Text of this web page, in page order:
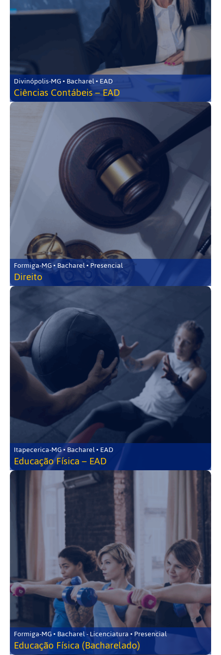
Divinópolis-MG • Bacharel • EAD
Ciências Contábeis – EAD
Formiga-MG • Bacharel • Presencial
Direito
Itapecerica-MG • Bacharel • EAD
Educação Física – EAD
Formiga-MG • Bacharel - Licenciatura • Presencial
Educação Física (Bacharelado)